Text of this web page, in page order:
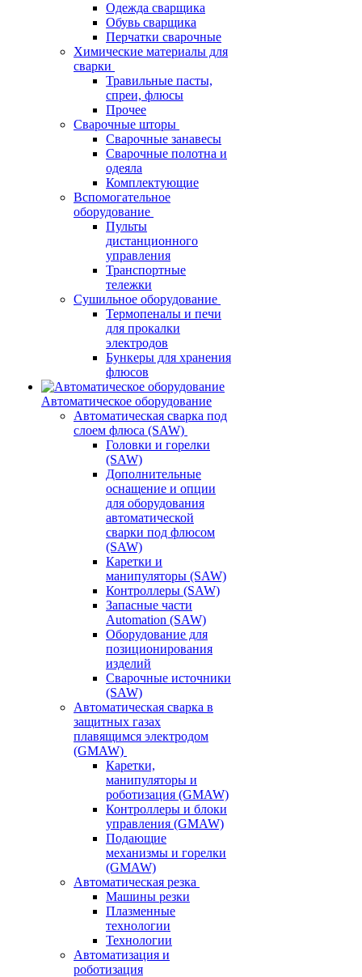
Одежда сварщика
Обувь сварщика
Перчатки сварочные
Химические материалы для
сварки
Травильные пасты,
спреи, флюсы
Прочее
Сварочные шторы
Сварочные занавесы
Сварочные полотна и
одеяла
Комплектующие
Вспомогательное
оборудование
Пульты
дистанционного
управления
Транспортные
тележки
Сушильное оборудование
Термопеналы и печи
для прокалки
электродов
Бункеры для хранения
флюсов
Автоматическое оборудование
Автоматическая сварка под
слоем флюса (SAW)
Головки и горелки
(SAW)
Дополнительные
оснащение и опции
для оборудования
автоматической
сварки под флюсом
(SAW)
Каретки и
манипуляторы (SAW)
Контроллеры (SAW)
Запасные части
Automation (SAW)
Оборудование для
позиционирования
изделий
Сварочные источники
(SAW)
Автоматическая сварка в
защитных газах
плавящимся электродом
(GMAW)
Каретки,
манипуляторы и
роботизация (GMAW)
Контроллеры и блоки
управления (GMAW)
Подающие
механизмы и горелки
(GMAW)
Автоматическая резка
Машины резки
Плазменные
технологии
Технологии
Автоматизация и
роботизация